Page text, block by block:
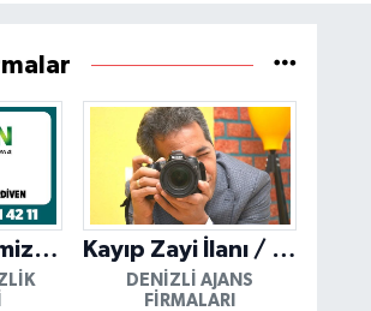
Denizli’de Temizliğin Güvenilir Adresi: Özkan Yerinde Yıkama Kayıp Zayi İlanı / Mutlu Ajans / Denizli
DENIZLI AJANS
FIRMALARI